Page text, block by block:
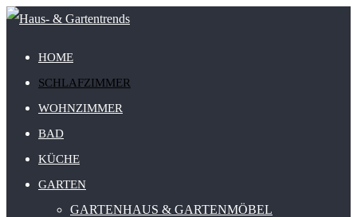
HOME
SCHLAFZIMMER
WOHNZIMMER
BAD
KÜCHE
GARTEN
GARTENHAUS & GARTENMÖBEL